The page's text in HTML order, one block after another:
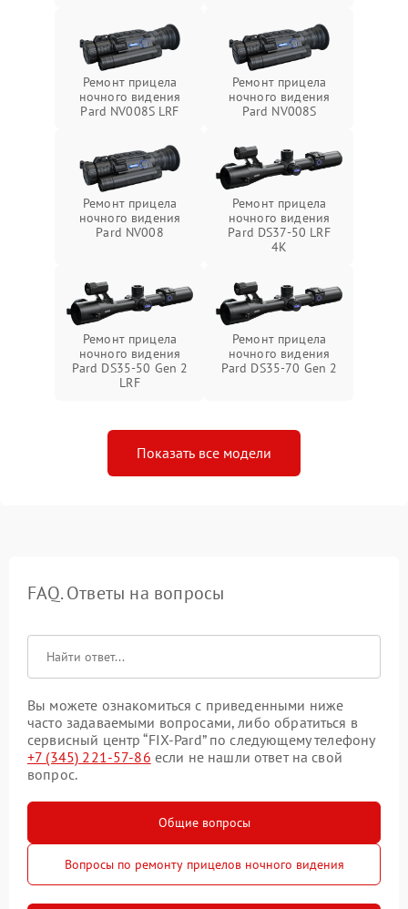
Ремонт прицела
ночного видения
Pard NV008S LRF
Ремонт прицела
ночного видения
Pard NV008S
Ремонт прицела
ночного видения
Pard NV008
Ремонт прицела
ночного видения
Pard DS37-50 LRF
4K
Ремонт прицела
ночного видения
Pard DS35-50 Gen 2
LRF
Ремонт прицела
ночного видения
Pard DS35-70 Gen 2
Показать все модели
FAQ. Ответы на вопросы
Вы можете ознакомиться с приведенными ниже
часто задаваемыми вопросами, либо обратиться в
сервисный центр “FIX-Pard” по следующему телефону
+7 (345) 221-57-86 если не нашли ответ на свой
вопрос.
Общие вопросы
Вопросы по ремонту прицелов ночного видения